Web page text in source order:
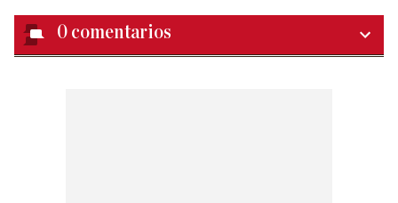
0 comentarios